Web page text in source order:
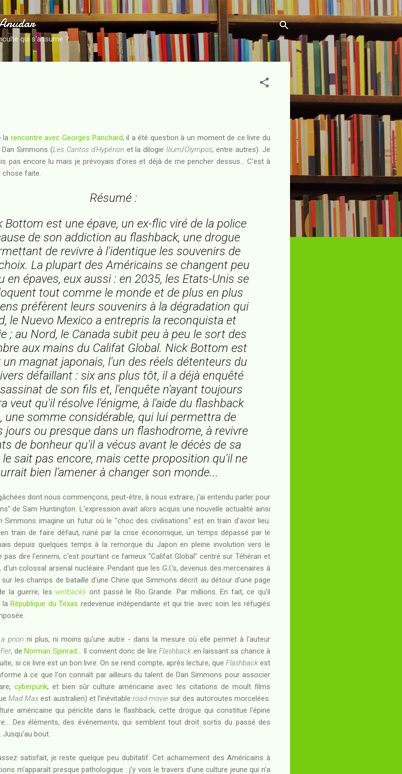
Accéder au contenu principal
qui s'assume ?
la rencontre avec Georges Panchard, il a été question à un moment de ce livre du
Dan Simmons (Les Cantos d'Hypérion et la dilogie Ilium/Olympos, entre autres). Je
pas encore lu mais je prévoyais d'ores et déjà de me pencher dessus... C'est à
chose faite.
Résumé :
Bottom est une épave, un ex-flic viré de la police
de son addiction au flashback, une drogue
de revivre à l'identique les souvenirs de
La plupart des Américains se changent peu
en épaves, eux aussi : en 2035, les Etats-Unis se
tout comme le monde et de plus en plus
préfèrent leurs souvenirs à la dégradation qui
le Nuevo Mexico a entrepris la reconquista et
; au Nord, le Canada subit peu à peu le sort des
aux mains du Califat Global. Nick Bottom est
magnat japonais, l'un des réels détenteurs du
défaillant : six ans plus tôt, il a déjà enquêté
de son fils et, l'enquête n'ayant toujours
veut qu'il résolve l'énigme, à l'aide du flashback
une somme considérable, qui lui permettra de
jours ou presque dans un flashodrome, à revivre
de bonheur qu'il a vécus avant le décès de sa
sait pas encore, mais cette proposition qu'il ne
bien l'amener à changer son monde...
dont nous commençons, peut-être, à nous extraire, j'ai entendu parler pour
de Sam Huntington. L'expression avait alors acquis une nouvelle actualité ainsi
Simmons imagine un futur où le "choc des civilisations" est en train d'avoir lieu.
train de faire défaut, ruiné par la crise économique, un temps dépassé par le
depuis quelques temps à la remorque du Japon en pleine involution vers le
pas dire l'ennemi, c'est pourtant ce fameux "Califat Global" centré sur Téhéran et
colossal arsenal nucléaire. Pendant que les G.I.'s, devenus des mercenaires à
les champs de bataille d'une Chine que Simmons décrit au détour d'une page
la guerre, les wetbacks ont passé le Rio Grande. Par millions. En fait, ce qu'il
laRépublique du Texas redevenue indépendante et qui trie avec soin les réfugiés
a priorini plus, ni moins qu'une autre - dans la mesure où elle permet à l'auteur
, deNorman Spinrad ... Il convient donc de lireFlashback en laissant sa chance à
si ce livre est un bon livre. On se rend compte, après lecture, que Flashbackest
à ce que l'on connaît par ailleurs du talent de Dan Simmons pour associer
cyberpunk, et bien sûr culture américaine avec les citations de moult films
Mad Max est australien) et l'inévitable road-movie sur des autoroutes morcelées.
américaine qui périclite dans le flashback, cette drogue qui constitue l'épine
Des éléments, des événements, qui semblent tout droit sortis du passé des
Jusqu'au bout.
satisfait, je reste quelque peu dubitatif. Cet acharnement des Américains à
m'apparaît presque pathologique : j'y vois le travers d'une culture jeune qui n'a